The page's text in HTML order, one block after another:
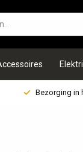
Bezorging in